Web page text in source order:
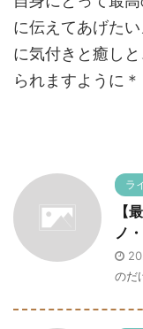
に伝えてあげた
に気付きと癒し
られますように＊
ラ
【
ノ
のだ